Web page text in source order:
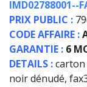
IMD02788001--
PRIX PUBLIC :
CODE AFFAIRE :
GARANTIE : 6
DETAILS :carton
noir dénudé,